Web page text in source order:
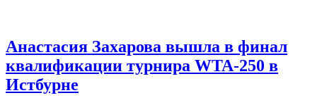
Анастасия Захарова вышла в финал
квалификации турнира WTA-250 в
Истбурне